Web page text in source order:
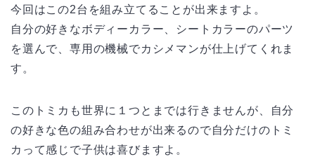
今回はこの2台を組み立てることが出来ますよ。
自分の好きなボディーカラー、シートカラーのパーツ
を選んで、専用の機械でカシメマンが仕上げてくれま
す。
このトミカも世界に１つとまでは行きませんが、自分
の好きな色の組み合わせが出来るので自分だけのトミ
カって感じで子供は喜びますよ。